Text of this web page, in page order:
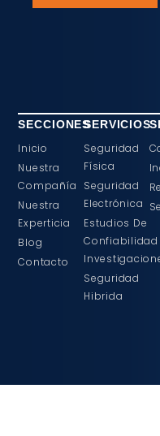
SECCIONES
Inicio
Nuestra
Compañía
Nuestra
Experticia
Blog
Contacto
SERVICIOS
Seguridad
Física
Seguridad
Electrónica
Estudios De
Confiabilidad
Seguridad
Hibrida